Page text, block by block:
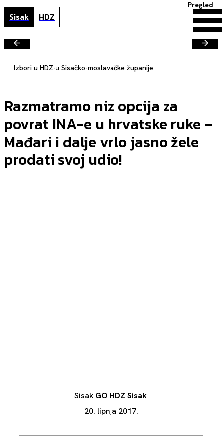
Sisak HDZ
Pregled
Izbori u HDZ-u Sisačko-moslavačke županije
Razmatramo niz opcija za
povrat INA-e u hrvatske ruke –
Mađari i dalje vrlo jasno žele
prodati svoj udio!
Sisak GO HDZ Sisak
20. lipnja 2017.